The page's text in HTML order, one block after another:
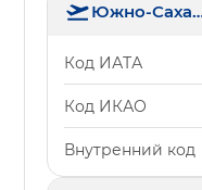
Южно-
Код ИАТА
Код ИКАО
Внутренний код